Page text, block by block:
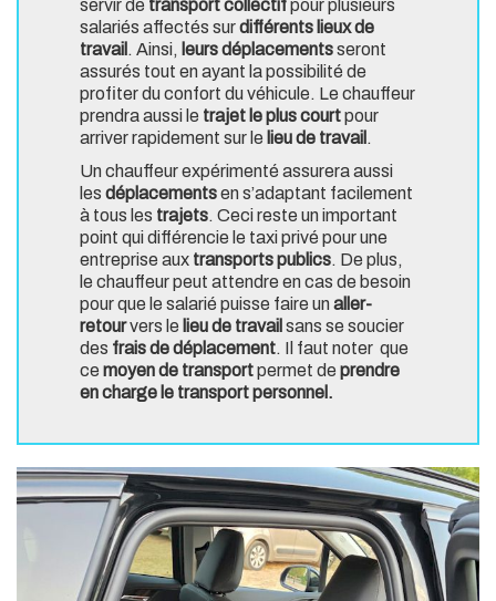
servir de transport collectifpour plusieurs
salariés affectés surdifférents lieux de
travail . Ainsi, leurs déplacementsseront
assurés tout en ayant la possibilité de
profiter du confort du véhicule. Le chauffeur
prendra aussi le trajet le plus courtpour
arriver rapidement sur le lieu de travail .
Un chauffeur expérimenté assurera aussi
les déplacementsen s’adaptant facilement
à tous les trajets. Ceci reste un important
point qui différencie le taxi privé pour une
entreprise aux transports publics. De plus,
le chauffeur peut attendre en cas de besoin
pour que le salarié puisse faire unaller-
retourvers le lieu de travail sans se soucier
des frais de déplacement. Il faut noter que
ce moyen de transportpermet de prendre
en charge le transport personnel.